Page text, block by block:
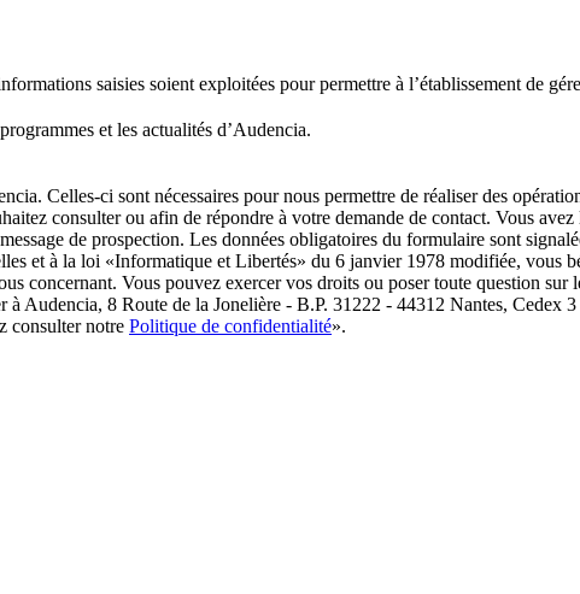
saisies soient exploitées pour permettre à l’établissement de
et les actualités d’Audencia.
Celles-ci sont nécessaires pour nous permettre de réaliser des
consulter ou afin de répondre à votre demande de contact. Vous
de prospection. Les données obligatoires du formulaire sont
et à la loi «Informatique et Libertés» du 6 janvier 1978 modifiée, vous
concernant. Vous pouvez exercer vos droits ou poser toute question
à Audencia, 8 Route de la Jonelière - B.P. 31222 - 44312 Nantes, Cedex
consulter notre Politique de confidentialité».